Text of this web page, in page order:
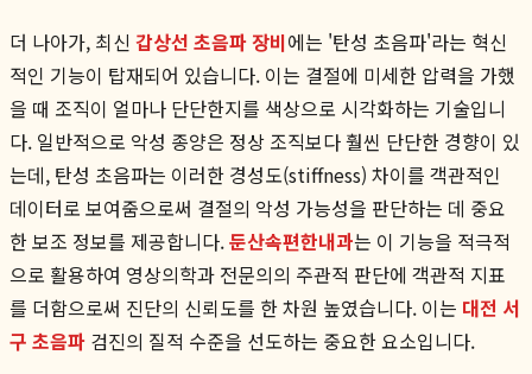
더 나아가, 최신 갑상선 초음파 장비에는 '탄성 초음파'라는 혁신
적인 기능이 탑재되어 있습니다. 이는 결절에 미세한 압력을 가했
을 때 조직이 얼마나 단단한지를 색상으로 시각화하는 기술입니
다. 일반적으로 악성 종양은 정상 조직보다 훨씬 단단한 경향이 있
는데, 탄성 초음파는 이러한 경성도(stiffness) 차이를 객관적인
데이터로 보여줌으로써 결절의 악성 가능성을 판단하는 데 중요
한 보조 정보를 제공합니다.둔산속편한내과는 이 기능을 적극적
으로 활용하여 영상의학과 전문의의 주관적 판단에 객관적 지표
를 더함으로써 진단의 신뢰도를 한 차원 높였습니다. 이는 대전 서
구 초음파 검진의 질적 수준을 선도하는 중요한 요소입니다.